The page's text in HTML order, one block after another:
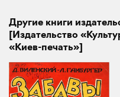
Другие книги
[Издательство
«Киев-печать»]